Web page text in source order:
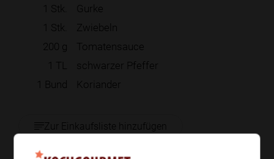
1 Stk.
Gurke
1 Stk.
Zwiebeln
200 g
Tomatensauce
1 TL
schwarzer Pfeffer
1 Bund Koriander
Zur Einkaufsliste hinzufügen